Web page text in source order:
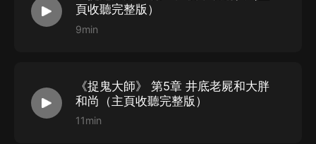
頁收聽完整版）
9min
《捉鬼大師》 第5章 井底老屍和大胖
和尚（主頁收聽完整版）
11min